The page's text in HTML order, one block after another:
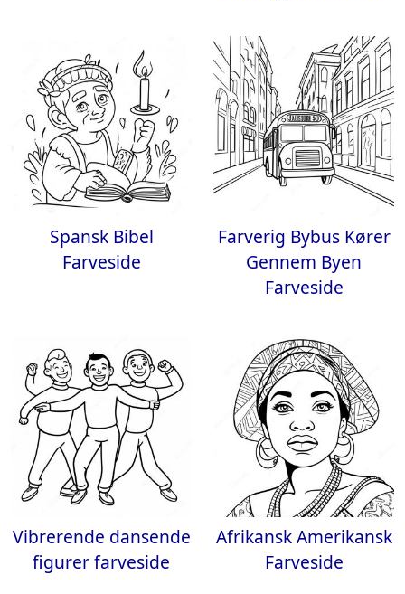
Spansk Bibel
Farveside
Farverig Bybus Kører
Gennem Byen
Farveside
Vibrerende dansende
figurer farveside
Afrikansk Amerikansk
Farveside